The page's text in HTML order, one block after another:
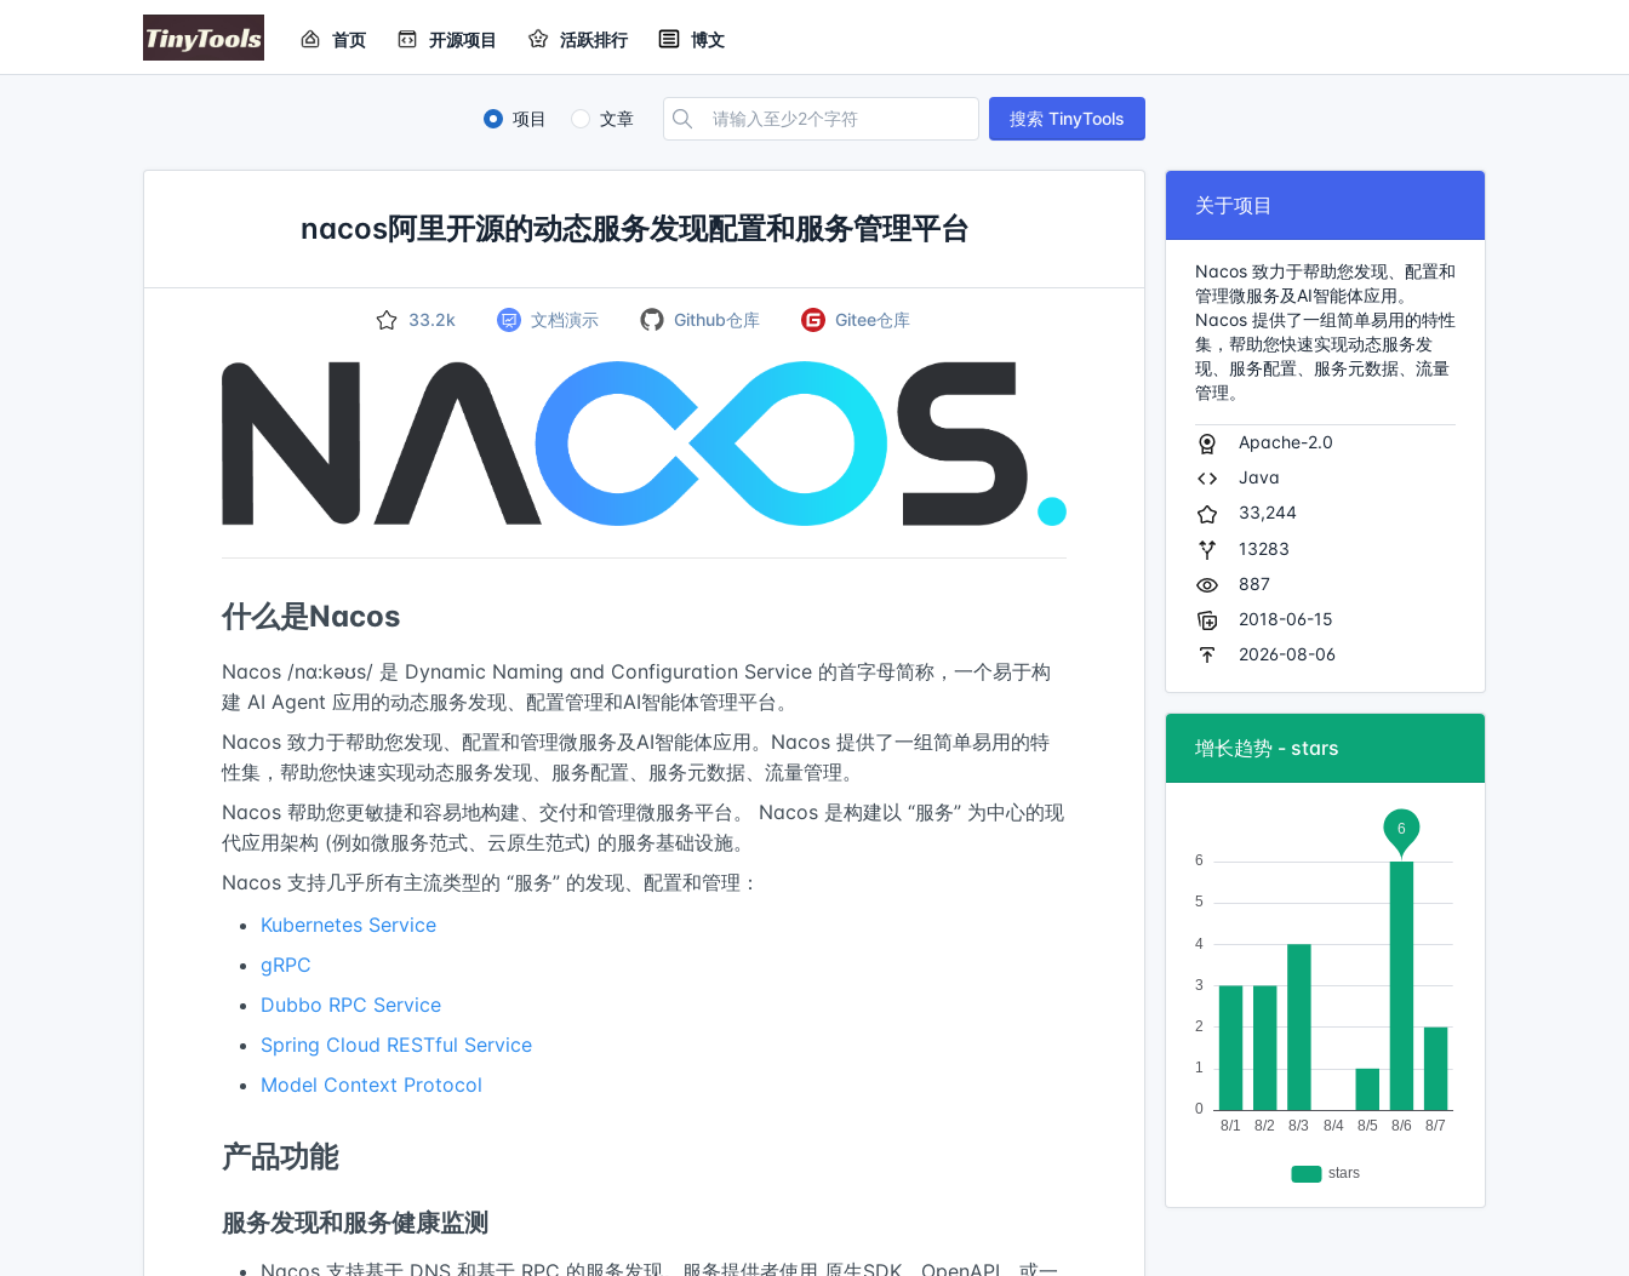
首页 开源项目 活跃排行 博文
项目 文章 搜索 TinyTools
nacos阿里开源的动态服务发现配置和服务管理平台
33.2k 文档演示 Github仓库 Gitee仓库
什么是Nacos
Nacos /nɑ:kəʊs/ 是 Dynamic Naming and Configuration Service 的首字母简称，一个易于构
建 AI Agent 应用的动态服务发现、配置管理和AI智能体管理平台。
Nacos 致力于帮助您发现、配置和管理微服务及AI智能体应用。Nacos 提供了一组简单易用的特
性集，帮助您快速实现动态服务发现、服务配置、服务元数据、流量管理。
Nacos 帮助您更敏捷和容易地构建、交付和管理微服务平台。 Nacos 是构建以 “服务” 为中心的现
代应用架构 (例如微服务范式、云原生范式) 的服务基础设施。
Nacos 支持几乎所有主流类型的 “服务” 的发现、配置和管理：
Kubernetes Service
gRPC
Dubbo RPC Service
Spring Cloud RESTful Service
Model Context Protocol
产品功能
服务发现和服务健康监测
关于项目
Nacos 致力于帮助您发现、配置和
管理微服务及AI智能体应用。
Nacos 提供了一组简单易用的特性
集，帮助您快速实现动态服务发
现、服务配置、服务元数据、流量
管理。
Apache-2.0
Java
33,244
13283
887
2018-06-15
2026-08-06
增长趋势 - stars